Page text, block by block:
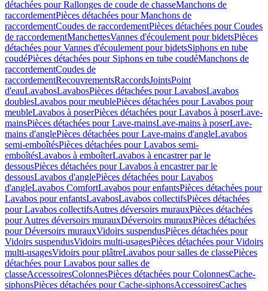
détachées pour Rallonges de coude de chasseManchons de
raccordementPièces détachées pour Manchons de
raccordementCoudes de raccordementPièces détachées pour Coudes
de raccordementManchettesVannes d'écoulement pour bidetsPièces
détachées pour Vannes d'écoulement pour bidetsSiphons en tube
coudéPièces détachées pour Siphons en tube coudéManchons de
raccordementCoudes de
raccordementRecouvrementsRaccordsJointsPoint
d'eauLavabosLavabosPièces détachées pour LavabosLavabos
doublesLavabos pour meublePièces détachées pour Lavabos pour
meubleLavabos à poserPièces détachées pour Lavabos à poserLave-
mainsPièces détachées pour Lave-mainsLave-mains à poserLave-
mains d'anglePièces détachées pour Lave-mains d'angleLavabos
semi-emboîtésPièces détachées pour Lavabos semi-
emboîtésLavabos à emboîterLavabos à encastrer par le
dessousPièces détachées pour Lavabos à encastrer par le
dessousLavabos d'anglePièces détachées pour Lavabos
d'angleLavabos ComfortLavabos pour enfantsPièces détachées pour
Lavabos pour enfantsLavabosLavabos collectifsPièces détachées
pour Lavabos collectifsAutres déversoirs murauxPièces détachées
pour Autres déversoirs murauxDéversoirs murauxPièces détachées
pour Déversoirs murauxVidoirs suspendusPièces détachées pour
Vidoirs suspendusVidoirs multi-usagesPièces détachées pour Vidoirs
multi-usagesVidoirs pour plâtreLavabos pour salles de classePièces
détachées pour Lavabos pour salles de
classeAccessoiresColonnesPièces détachées pour ColonnesCache-
siphonsPièces détachées pour Cache-siphonsAccessoiresCaches